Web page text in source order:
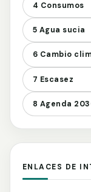
4 Consumos
5 Agua sucia
6 Cambio
7 Escasez
8 Agenda
ENLACES DE